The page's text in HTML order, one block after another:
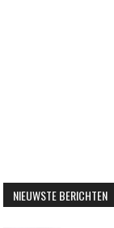
NIEUWSTE BERICHTEN